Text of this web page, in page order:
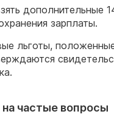
дополнительные
зарплаты.
льготы,
на частые вопросы